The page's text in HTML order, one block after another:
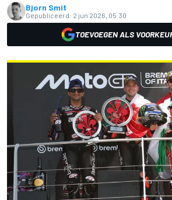
Bjorn Smit
Gepubliceerd: 2 jun 2026, 05:30
TOEVOEGEN ALS